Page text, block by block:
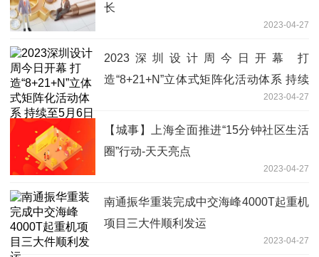
长
2023-04-27
2023深圳设计周今日开幕 打
造“8+21+N”立体式矩阵化活动体系 持续
2023-04-27
【城事】上海全面推进“15分钟社区生活
圈”行动-天天亮点
2023-04-27
南通振华重装完成中交海峰4000T起重机
项目三大件顺利发运
2023-04-27